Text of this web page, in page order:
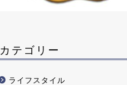
カテゴリー
ライフスタイル